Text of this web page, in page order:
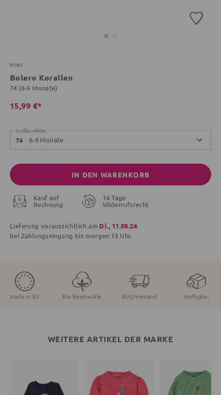
NINI
Bolero Korallen
74 (6-9 Monate)
15,99 €*
Größe wählen
74 6-9 Monate
IN DEN WARENKORB
Kauf auf
Rechnung
14 Tage
Widerrufsrecht
Lieferung voraussichtlich am Di., 11.08.26
bei Zahlungseingang bis morgen 13 Uhr.
Made in EU Bio Baumwolle Blitz-Versand Verfügbar
WEITERE ARTIKEL DER MARKE